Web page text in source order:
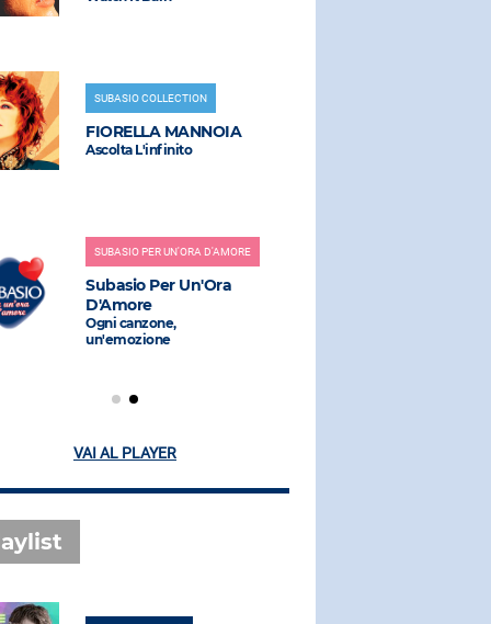
SUBASIO COLLECTION
FIORELLA MANNOIA
Ascolta L'infinito
SUBASIO PER UN'ORA D'AMORE
Subasio Per Un'Ora
D'Amore
Ogni canzone,
un'emozione
VAI AL PLAYER